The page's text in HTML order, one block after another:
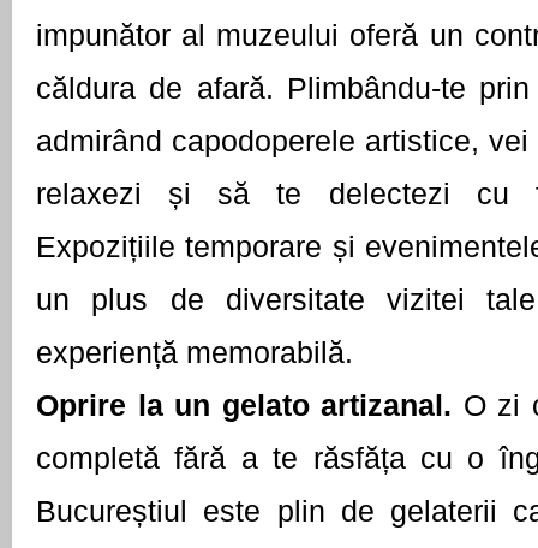
impunător al muzeului oferă un
căldura de afară. Plimbându-te
admirând capodoperele artistice,
relaxezi și să te delectezi cu
Expozițiile temporare și
un plus de diversitate vizitei
experiență memorabilă.
Oprire la un gelato artizanal. O zi
completă fără a te răsfăța cu o
Bucureștiul este plin de gelaterii